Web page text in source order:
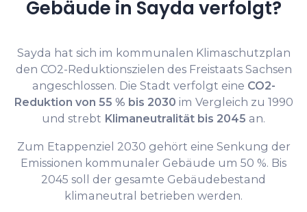
Gebäude in Sayda verfolgt?
Sayda hat sich im kommunalen Klimaschutzplan
den CO2-Reduktionszielen des Freistaats Sachsen
angeschlossen. Die Stadt verfolgt eine CO2-
Reduktion von 55 % bis 2030 im Vergleich zu 1990
und strebt Klimaneutralität bis 2045 an.
Zum Etappenziel 2030 gehört eine Senkung der
Emissionen kommunaler Gebäude um 50 %. Bis
2045 soll der gesamte Gebäudebestand
klimaneutral betrieben werden.